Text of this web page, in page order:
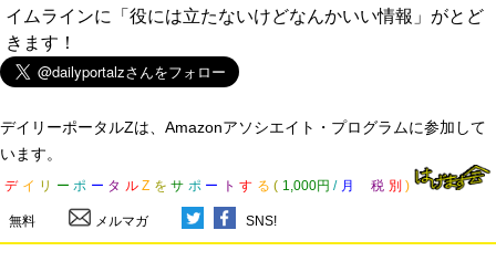
イムラインに「役には立たないけどなんかいい情報」がとど
きます！
デイリーポータルZは、Amazonアソシエイト・プログラムに参加して
います。
デ イ リ ー ポ ー タ ル Z を サ ポ ー ト す る ( 1,000円 / 月 税 別 )
無料 メルマガ SNS!